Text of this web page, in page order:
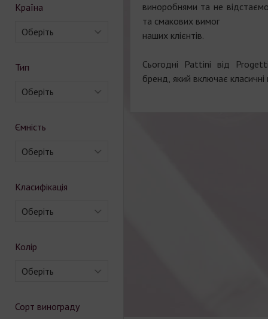
Країна
Оберіть
Тип
Оберіть
Ємність
Оберіть
Класифікація
Оберіть
Колір
Оберіть
Сорт винограду
виноробнями та не
та смакових вимог
наших клієнтів.
Сьогодні Pattini від
бренд, який включає класичні